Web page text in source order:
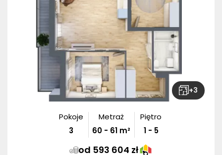
+3
Pokoje
3
Metraż
60- 61m²
Piętro
1 - 5
od 593 604 zł